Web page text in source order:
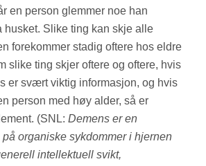
en person glemmer noe han
husket. Slike ting kan skje alle
forekommer stadig oftere hos eldre
slike ting skjer oftere og oftere, hvis
er svært viktig informasjon, og hvis
person med høy alder, så er
(SNL:Demens er en
organiske sykdommer i hjernen
intellektuell svikt,